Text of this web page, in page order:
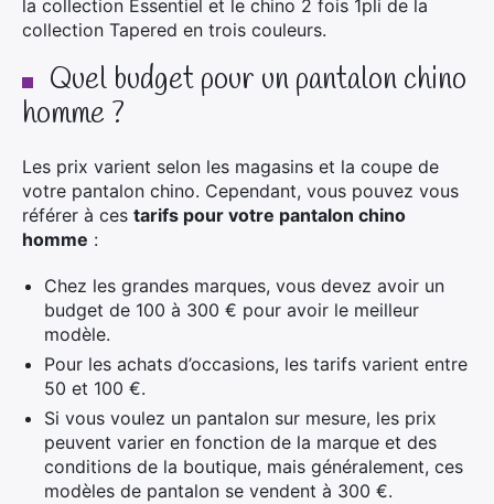
la collection Essentiel et le chino 2 fois 1pli de la
collection Tapered en trois couleurs.
Quel budget pour un pantalon chino
homme ?
Les prix varient selon les magasins et la coupe de
votre pantalon chino. Cependant, vous pouvez vous
référer à ces tarifs pour votre pantalon chino
homme :
Chez les grandes marques, vous devez avoir un
budget de 100 à 300 € pour avoir le meilleur
modèle.
Pour les achats d’occasions, les tarifs varient entre
50 et 100 €.
Si vous voulez un pantalon sur mesure, les prix
peuvent varier en fonction de la marque et des
conditions de la boutique, mais généralement, ces
modèles de pantalon se vendent à 300 €.